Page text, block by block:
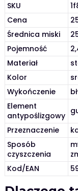
SKU
Cena
Średnica miski
Pojemność
Materiał
Kolor
Wykończenie
Element
antypoślizgowy
Przeznaczenie
Sposób
czyszczenia
Kod/EAN